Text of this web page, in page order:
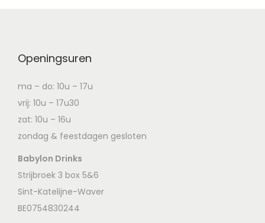
Openingsuren
ma – do: 10u – 17u
vrij: 10u – 17u30
zat: 10u – 16u
zondag & feestdagen gesloten
Babylon Drinks
Strijbroek 3 box 5&6
Sint-Katelijne-Waver
BE0754830244